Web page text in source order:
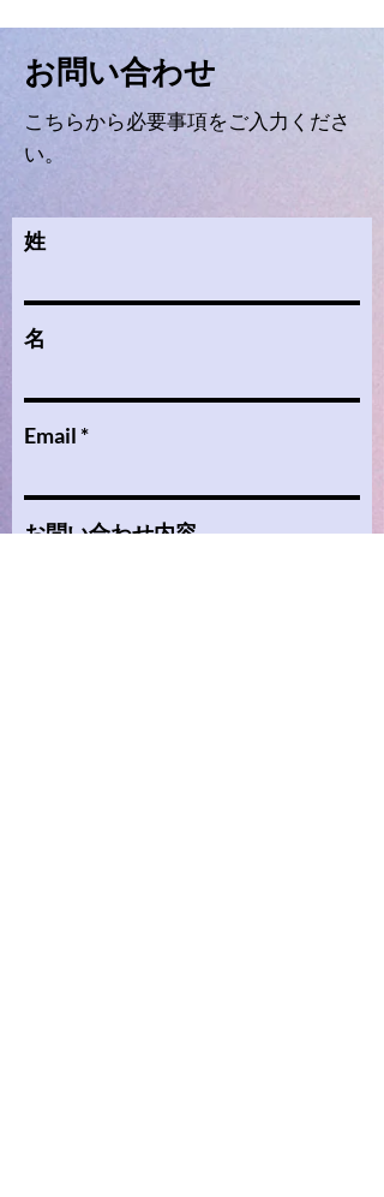
​お問い合わせ
​こちらから必要事項をご入力くださ
い。
姓
名
Email
お問い合わせ内容